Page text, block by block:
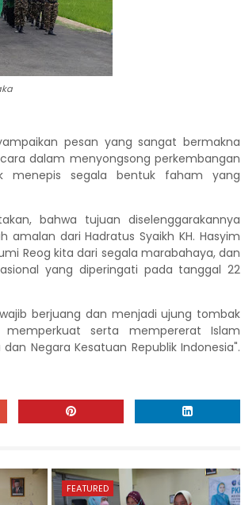
pesan yang sangat bermakna
dalam menyongsong perkembangan
menepis segala bentuk faham yang
bahwa tujuan diselenggarakannya
dari Hadratus Syaikh KH. Hasyim
Reog kita dari segala marabahaya, dan
yang diperingati pada tanggal 22
berjuang dan menjadi ujung tombak
serta mempererat Islam
Negara Kesatuan Republik Indonesia".
FEATURED